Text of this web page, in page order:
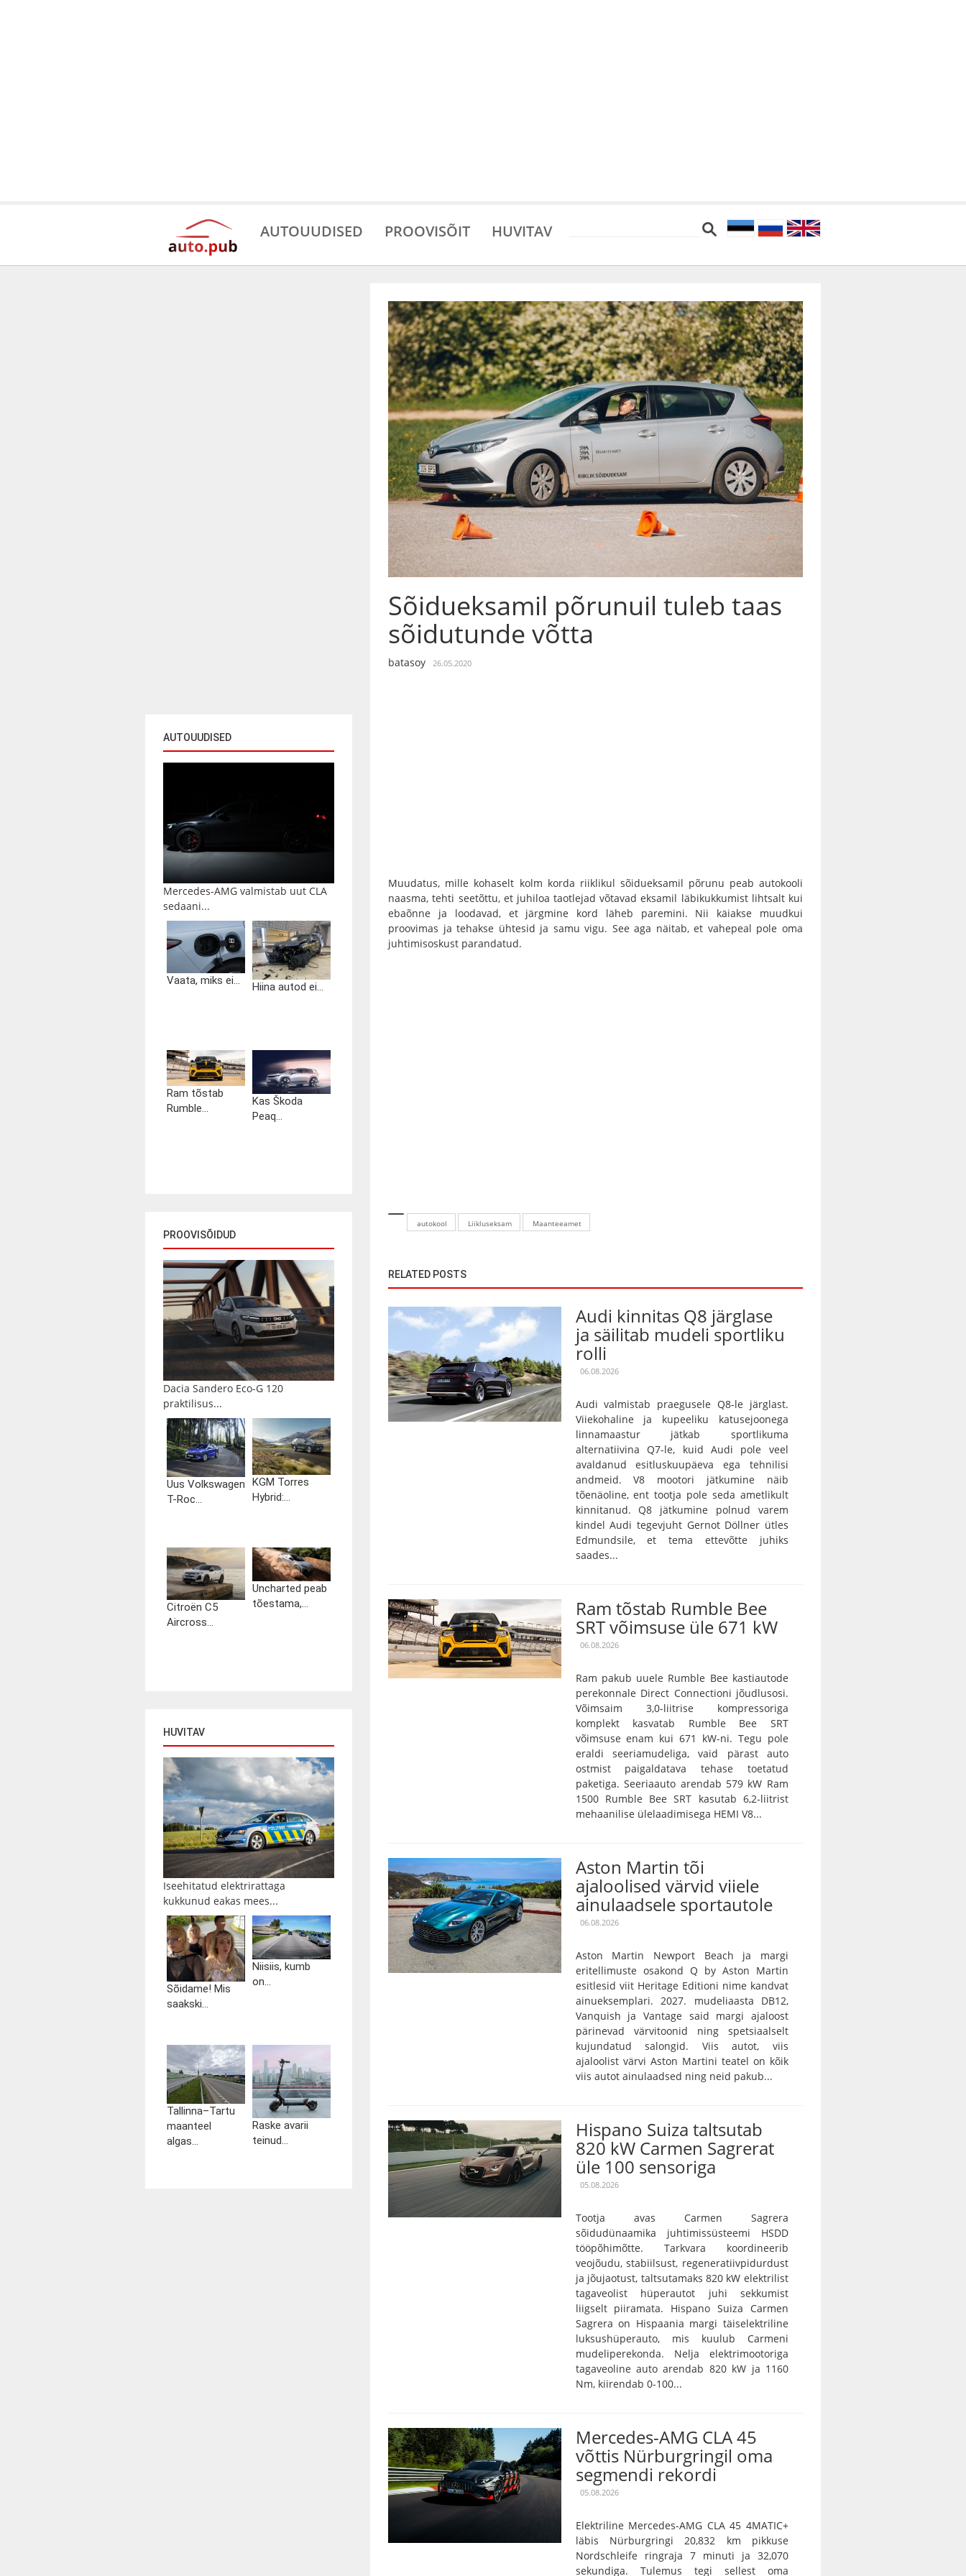
AUTOUUDISED PROOVISÕIT HUVITAV
AUTOUUDISED
Mercedes-AMG valmistab uut CLA
sedaani...
Vaata, miks ei...
Hiina autod ei...
Ram tõstab
Rumble...
Kas Škoda
Peaq...
PROOVISÕIDUD
Dacia Sandero Eco-G 120
praktilisus...
Uus Volkswagen
T-Roc...
KGM Torres
Hybrid:...
Citroën C5
Aircross...
Uncharted peab
tõestama,...
HUVITAV
Iseehitatud elektrirattaga
kukkunud eakas mees...
Sõidame! Mis
saakski...
Niisiis, kumb
on...
Tallinna–Tartu
maanteel
algas...
Raske avarii
teinud...
Sõidueksamil põrunuil tuleb taas
sõidutunde võtta
batasoy 26.05.2020
Muudatus, mille kohaselt kolm korda riiklikul sõidueksamil põrunu peab autokooli
naasma, tehti seetõttu, et juhiloa taotlejad võtavad eksamil läbikukkumist lihtsalt kui
ebaõnne ja loodavad, et järgmine kord läheb paremini. Nii käiakse muudkui
proovimas ja tehakse ühtesid ja samu vigu. See aga näitab, et vahepeal pole oma
juhtimisoskust parandatud.
autokool Liikluseksam Maanteeamet
RELATED POSTS
Audi kinnitas Q8 järglase
ja säilitab mudeli sportliku
rolli
06.08.2026
Audi valmistab praegusele Q8-le järglast.
Viiekohaline ja kupeeliku katusejoonega
linnamaastur jätkab sportlikuma
alternatiivina Q7-le, kuid Audi pole veel
avaldanud esitluskuupäeva ega tehnilisi
andmeid. V8 mootori jätkumine näib
tõenäoline, ent tootja pole seda ametlikult
kinnitanud. Q8 jätkumine polnud varem
kindel Audi tegevjuht Gernot Döllner ütles
Edmundsile, et tema ettevõtte juhiks
saades...
Ram tõstab Rumble Bee
SRT võimsuse üle 671 kW
06.08.2026
Ram pakub uuele Rumble Bee kastiautode
perekonnale Direct Connectioni jõudlusosi.
Võimsaim 3,0-liitrise kompressoriga
komplekt kasvatab Rumble Bee SRT
võimsuse enam kui 671 kW-ni. Tegu pole
eraldi seeriamudeliga, vaid pärast auto
ostmist paigaldatava tehase toetatud
paketiga. Seeriaauto arendab 579 kW Ram
1500 Rumble Bee SRT kasutab 6,2-liitrist
mehaanilise ülelaadimisega HEMI V8...
Aston Martin tõi
ajaloolised värvid viiele
ainulaadsele sportautole
06.08.2026
Aston Martin Newport Beach ja margi
eritellimuste osakond Q by Aston Martin
esitlesid viit Heritage Editioni nime kandvat
ainueksemplari. 2027. mudeliaasta DB12,
Vanquish ja Vantage said margi ajaloost
pärinevad värvitoonid ning spetsiaalselt
kujundatud salongid. Viis autot, viis
ajaloolist värvi Aston Martini teatel on kõik
viis autot ainulaadsed ning neid pakub...
Hispano Suiza taltsutab
820 kW Carmen Sagrerat
üle 100 sensoriga
05.08.2026
Tootja avas Carmen Sagrera
sõidudünaamika juhtimissüsteemi HSDD
tööpõhimõtte. Tarkvara koordineerib
veojõudu, stabiilsust, regeneratiivpidurdust
ja jõujaotust, taltsutamaks 820 kW elektrilist
tagaveolist hüperautot juhi sekkumist
liigselt piiramata. Hispano Suiza Carmen
Sagrera on Hispaania margi täiselektriline
luksushüperauto, mis kuulub Carmeni
mudeliperekonda. Nelja elektrimootoriga
tagaveoline auto arendab 820 kW ja 1160
Nm, kiirendab 0-100...
Mercedes-AMG CLA 45
võttis Nürburgringil oma
segmendi rekordi
05.08.2026
Elektriline Mercedes-AMG CLA 45 4MATIC+
läbis Nürburgringi 20,832 km pikkuse
Nordschleife ringraja 7 minuti ja 32,070
sekundiga. Tulemus tegi sellest oma